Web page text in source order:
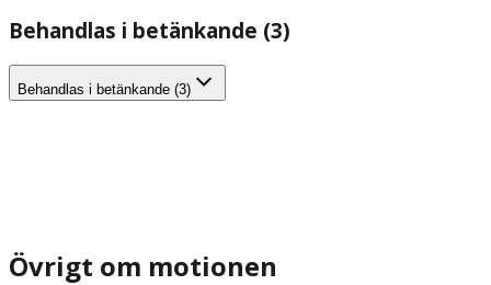
Behandlas i betänkande (3)
Behandlas i betänkande (3)
Övrigt om motionen